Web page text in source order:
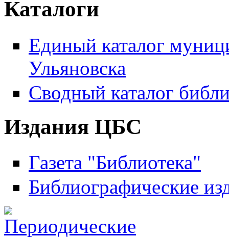
Каталоги
Единый каталог
Ульяновска
Сводный каталог
Издания ЦБС
Газета "Библиотека"
Библиографические